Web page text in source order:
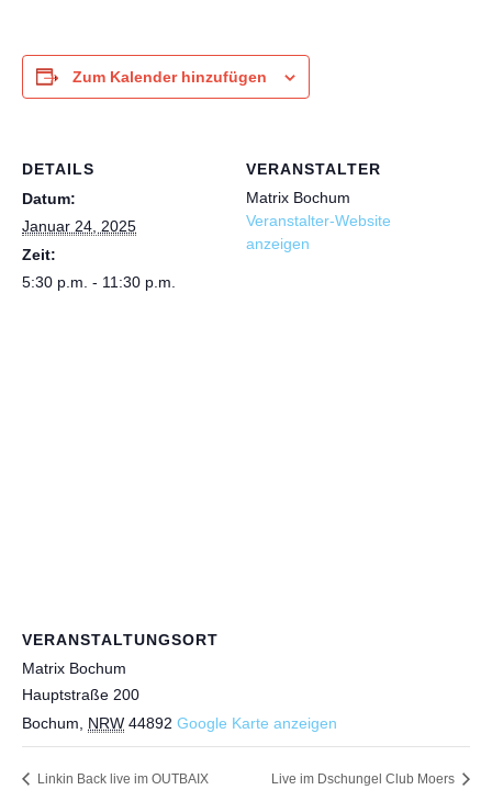
Zum Kalender hinzufügen
DETAILS
Datum:
Januar 24, 2025
Zeit:
5:30 p.m. - 11:30 p.m.
VERANSTALTER
Matrix Bochum
Veranstalter-Website
anzeigen
VERANSTALTUNGSORT
Matrix Bochum
Hauptstraße 200
Bochum
NRW 44892 Google Karte anzeigen
Linkin Back live im OUTBAIX Live im Dschungel Club Moers